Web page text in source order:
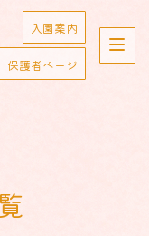
入園案内
保護者ページ